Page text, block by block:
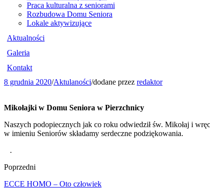
Praca kulturalna z seniorami
Rozbudowa Domu Seniora
Lokale aktywizujące
Aktualności
Galeria
Kontakt
8 grudnia 2020/Aktulaności/dodane przez redaktor
Mikołajki w Domu Seniora w Pierzchnicy
Naszych podopiecznych jak co roku odwiedził św. Mikołaj i
w imieniu Seniorów składamy serdeczne podziękowania.
.
Poprzedni
ECCE HOMO – Oto człowiek